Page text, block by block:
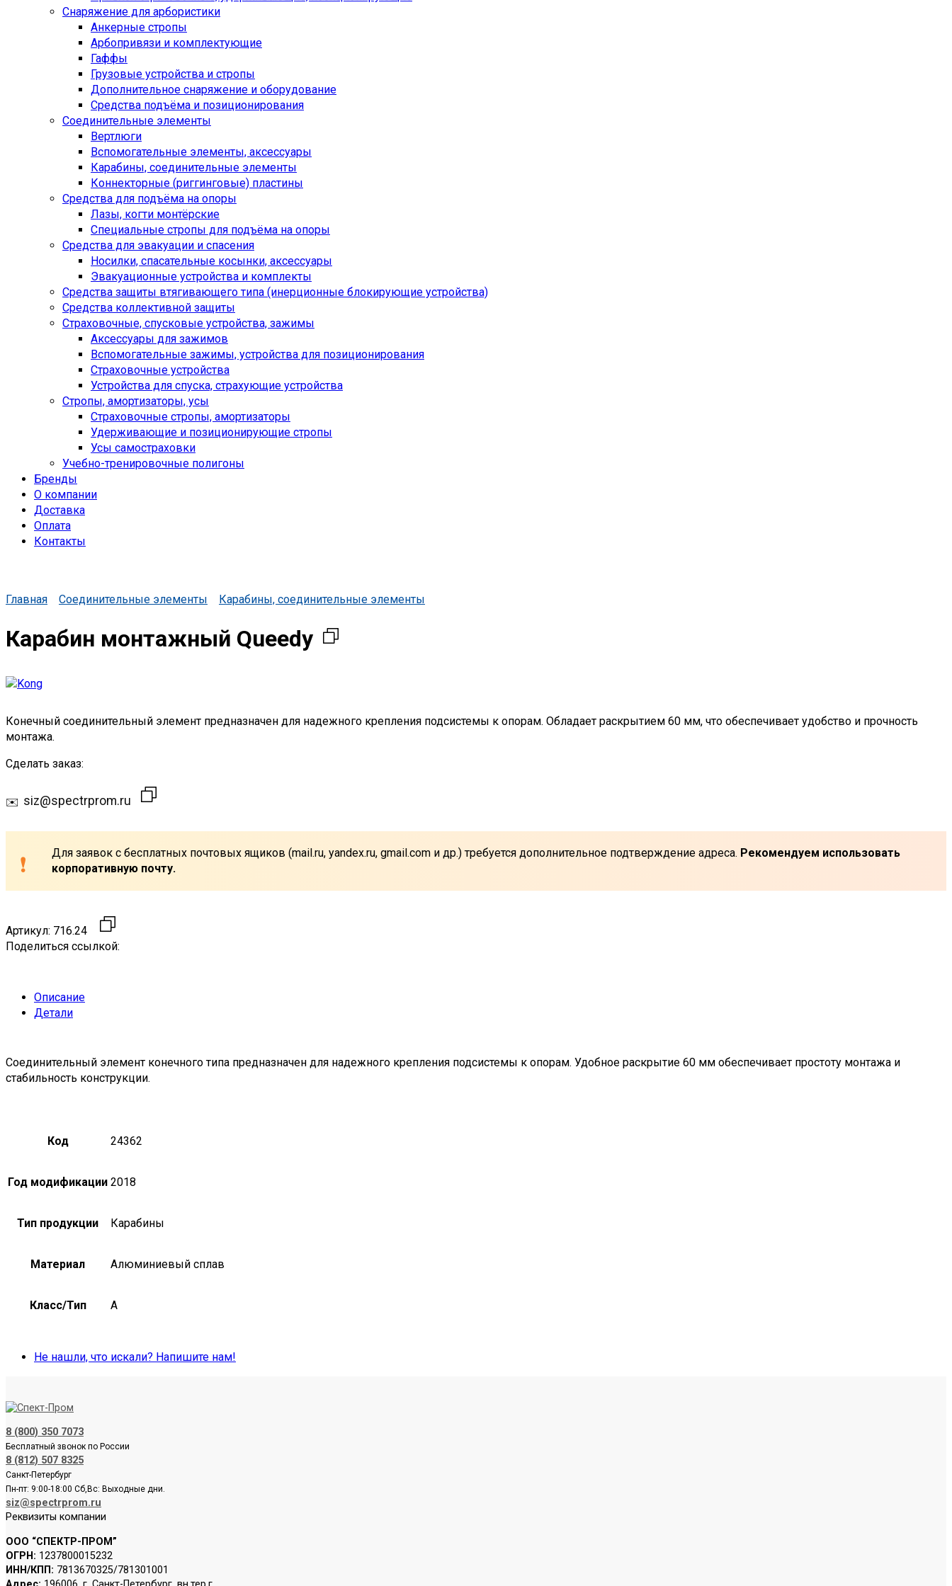
Снаряжение для арбористики
Анкерные стропы
Арбопривязи и комплектующие
Гаффы
Грузовые устройства и стропы
Дополнительное снаряжение и оборудование
Средства подъёма и позиционирования
Соединительные элементы
Вертлюги
Вспомогательные элементы, аксессуары
Карабины, соединительные элементы
Коннекторные (риггинговые) пластины
Средства для подъёма на опоры
Лазы, когти монтёрские
Специальные стропы для подъёма на опоры
Средства для эвакуации и спасения
Носилки, спасательные косынки, аксессуары
Эвакуационные устройства и комплекты
Средства защиты втягивающего типа (инерционные блокирующие устройства)
Средства коллективной защиты
Страховочные, спусковые устройства, зажимы
Аксессуары для зажимов
Вспомогательные зажимы, устройства для позиционирования
Страховочные устройства
Устройства для спуска, cтрахующие устройства
Стропы, амортизаторы, усы
Страховочные стропы, амортизаторы
Удерживающие и позиционирующие стропы
Усы самостраховки
Учебно-тренировочные полигоны
Бренды
О компании
Доставка
Оплата
Контакты
Главная Соединительные элементы Карабины, соединительные элементы
Карабин монтажный Queedy
Конечный соединительный элемент предназначен для надежного крепления подсистемы к опорам. Обладает раскрытием 60 мм, что обеспечивает удобство и прочность
монтажа.
Сделать заказ:
siz@spectrprom.ru
Для заявок с бесплатных почтовых ящиков (mail.ru, yandex.ru, gmail.com и др.) требуется дополнительное подтверждение адреса. Рекомендуем использовать
корпоративную почту.
Артикул: 716.24
Поделиться ссылкой:
Описание
Детали
Соединительный элемент конечного типа предназначен для надежного крепления подсистемы к опорам. Удобное раскрытие 60 мм обеспечивает простоту монтажа и
стабильность конструкции.
Код 24362
Год модификации 2018
Тип продукции Карабины
Материал Алюминиевый сплав
Класс/Тип A
Не нашли, что искали? Напишите нам!
8 (800) 350 7073
Бесплатный звонок по России
8 (812) 507 8325
Санкт-Петербург
Пн-пт: 9:00-18:00 Сб,Вс: Выходные дни.
siz@spectrprom.ru
Реквизиты компании
ООО “СПЕКТР-ПРОМ”
ОГРН: 1237800015232
ИНН/КПП: 7813670325/781301001